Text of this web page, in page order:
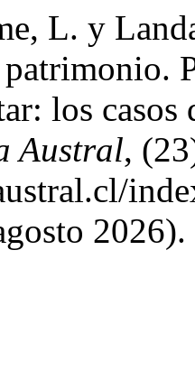
L. y
los
Austral,
2026).